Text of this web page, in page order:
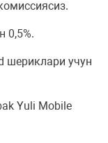
0,5%.
шериклари учун
Yuli Mobile